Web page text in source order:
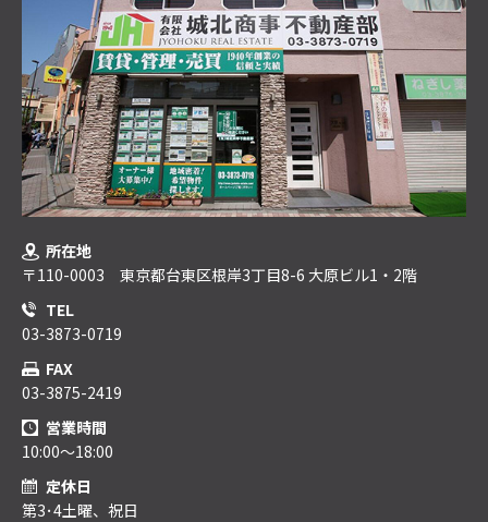
所在地
〒110-0003 東京都台東区根岸3丁目8-6 大原ビル1・2階
TEL
03-3873-0719
FAX
03-3875-2419
営業時間
10:00～18:00
定休日
第3･4土曜、祝日